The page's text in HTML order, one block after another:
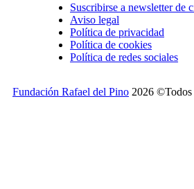
Suscribirse a newsletter de
Aviso legal
Política de privacidad
Política de cookies
Política de redes sociales
Fundación Rafael del Pino 2026 ©Todos